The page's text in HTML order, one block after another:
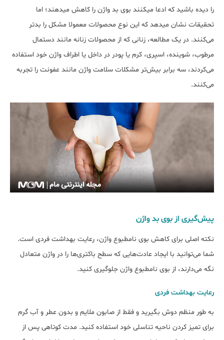
را دیده باشید که ادعا می‎کنند بوی بد واژن را کاهش می‎دهند؛ اما
تحقیقات نشان می‎دهد که این نوع محصولات معمولا مشکل را بدتر
می‌کنند. در یک مطالعه، زنانی که از محصولات زنانه مانند دستمال
مرطوب، شوینده، اسپری، کرم یا پودر در داخل یا اطراف واژن خود استفاده
می‌کردند، سه برابر بیش‌تر مشکلات سلامت واژن مانند عفونت را تجربه
می‌کنند.
پیش‌گیری از بوی بد واژن
نکته اصلی برای کاهش بوی نامطبوع واژن، رعایت بهداشت فردی است.
شما می‌توانید با ایجاد عادت‌هایی که سطح باکتری‌ها را در واژن متعادل
نگه می‌دارند، از بوی نامطبوع واژن جلوگیری کنید.
رعایت بهداشت فردی
به طور منظم دوش بگیرید و فقط از صابون ملایم و بدون عطر و آب گرم
برای تمیز کردن ناحیه تناسلی خود استفاده کنید. مدت کوتاهی پس از